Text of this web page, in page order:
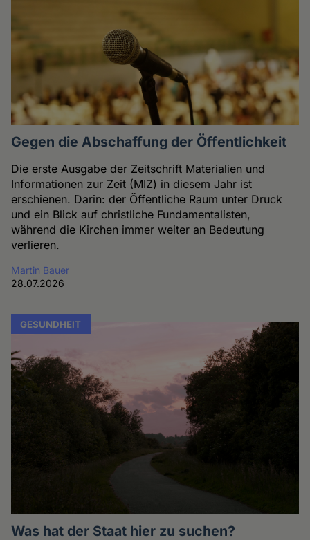
Gegen die Abschaffung der Öffentlichkeit
Die erste Ausgabe der Zeitschrift Materialien und
Informationen zur Zeit (MIZ) in diesem Jahr ist
erschienen. Darin: der Öffentliche Raum unter Druck
und ein Blick auf christliche Fundamentalisten,
während die Kirchen immer weiter an Bedeutung
verlieren.
Martin Bauer
28.07.2026
GESUNDHEIT
Was hat der Staat hier zu suchen?